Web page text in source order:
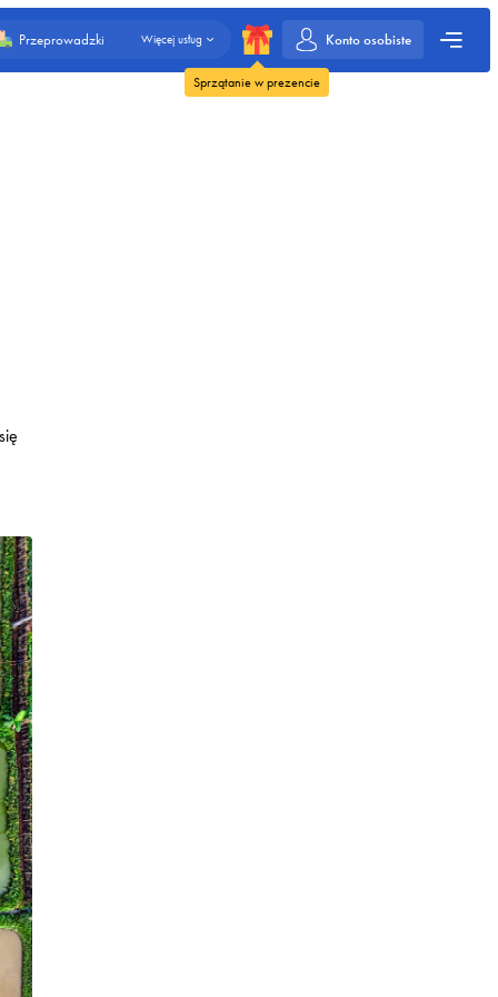
Przeprowadzki Więcej usług
Sprzątanie w prezencie
Konto osobiste